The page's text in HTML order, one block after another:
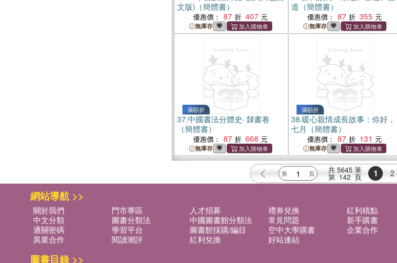
文版)（簡體書）
優惠價： 87 407
無庫存
道（簡體書）
優惠價： 87 355
無庫存
滿額折
37.中國書法分體史‧ 隸書卷
（簡體書）
優惠價： 87 668
無庫存
滿額折
38.暖心親情成長故事：你好，
七月（簡體書）
優惠價： 87 131
無庫存
共 5645 筆
第 142 頁 1 2
網站導航 >>
關於我們 門市專區 人才招募 禮券兌換
紅利積點
中文分類
圖書分類法 中國圖書館分類法 常見問題
新手購書
通關密碼
學習平台 圖書館採購/編目 空中大學購書
企業合作
異業合作
閱讀潮評 紅利兌換 好站連結
圖書目錄 >>